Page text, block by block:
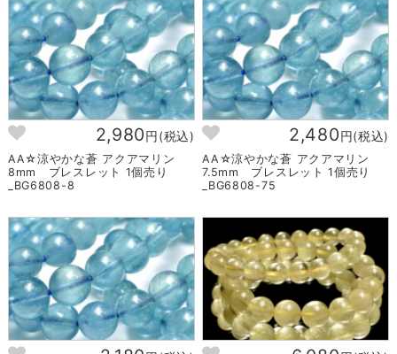
2,980円(税込)
AA☆涼やかな蒼 アクアマリン
8mm ブレスレット 1個売り
_BG6808-8
2,480円(税込)
AA☆涼やかな蒼 アクアマリン
7.5mm ブレスレット 1個売り
_BG6808-75